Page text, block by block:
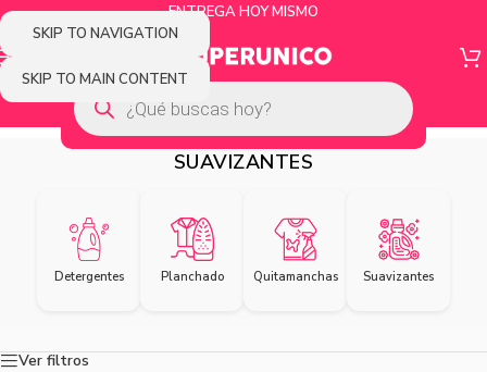
SKIP TO NAVIGATION
SKIP TO MAIN CONTENT
ENTREGA HOY MISMO
SUAVIZANTES
Detergentes Planchado Quitamanchas Suavizantes
Ver filtros